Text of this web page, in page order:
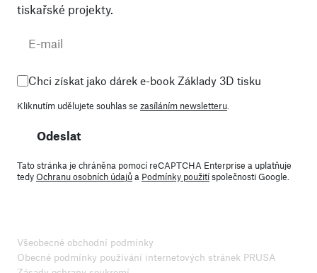
tiskařské projekty.
Chci získat jako dárek e-book Základy 3D tisku
Kliknutím udělujete souhlas se zasíláním newsletteru
Odeslat
Tato stránka je chráněna pomocí reCAPTCHA Enterprise a uplatňuje
tedyOchranu osobních údajůa Podmínky použitíspolečnosti Google.
Všeobecné obchodní podmínky
Obecné podmínky používání internetových stránek PRUSA